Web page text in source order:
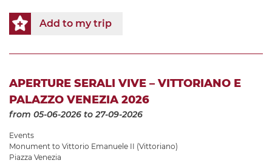
Add to my trip
APERTURE SERALI VIVE – VITTORIANO E
PALAZZO VENEZIA 2026
from 05-06-2026 to 27-09-2026
Events
Monument to Vittorio Emanuele II (Vittoriano)
Piazza Venezia